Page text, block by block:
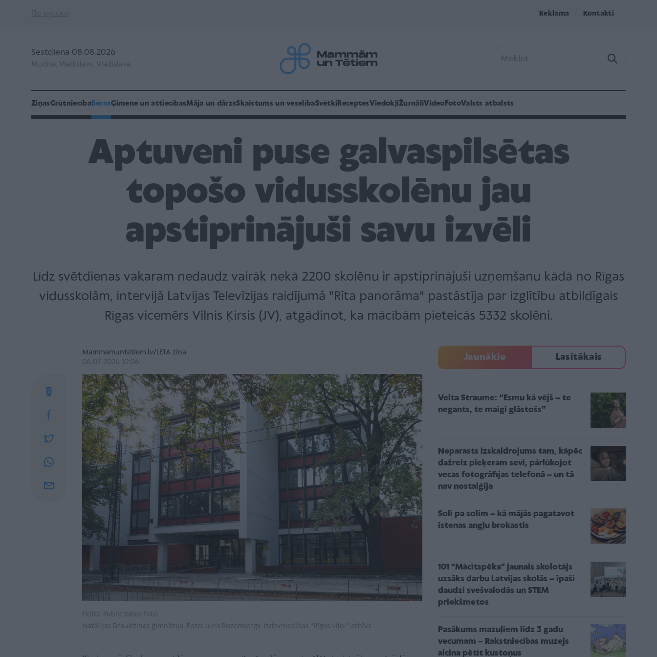
Reklāma Kontakti
Sestdiena 08.08.2026
Mudīte, Vladislavs, Vladislava
ZiņasGrūtniecībaBērnsĢimene un attiecībasMāja un dārzsSkaistums un veselībaSvētki ReceptesViedokļiŽurnāliVideo FotoValsts atbalsts
Aptuveni puse galvaspilsētas
topošo vidusskolēnu jau
apstiprinājuši savu izvēli
Līdz svētdienas vakaram nedaudz vairāk nekā 2200 skolēnu ir apstiprinājuši uzņemšanu kādā no Rīgas
vidusskolām, intervijā Latvijas Televīzijas raidījumā "Rīta panorāma" pastāstīja par izglītību atbildīgais
Rīgas vicemērs Vilnis Ķirsis (JV), atgādinot, ka mācībām pieteicās 5332 skolēni.
Mammamuntetiem.lv/LETA ziņa
06.07.2026 10:06
FOTO: Publicitātes foto
Natālijas Draudziņas ģimnāzija. Foto: Juris Rozenbergs, Izdevniecības ''Rīgas viļņi'' arhīvs
Jaunākie Lasītākais
Velta Straume: “Esmu kā vējš – te
negants, te maigi glāstošs”
Neparasts izskaidrojums tam, kāpēc
dažreiz pieķeram sevi, pārlūkojot
vecas fotogrāfijas telefonā – un tā
nav nostalģija
Soli pa solim – kā mājās pagatavot
īstenas angļu brokastis
101 "Mācītspēka" jaunais skolotājs
uzsāks darbu Latvijas skolās – īpaši
daudzi svešvalodās un STEM
priekšmetos
Pasākums mazuļiem līdz 3 gadu
vecumam – Rakstniecības muzejs
aicina pētīt kustoņus